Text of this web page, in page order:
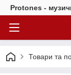
Protones -
Товари та